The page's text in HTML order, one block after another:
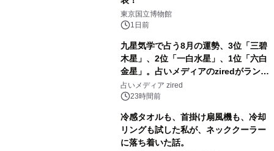
東京国立博物館
1日前
九星気学で占う8月の運勢、3位「三碧
木星」、2位「一白水星」、1位「六白
金星」。占いメディアのziredがランキ
ングを発表
占いメディア zired
23時間前
冷感タオルも、首掛け扇風機も、冷却
リングも試した私が、ネッククーラー
に落ち着いた話。